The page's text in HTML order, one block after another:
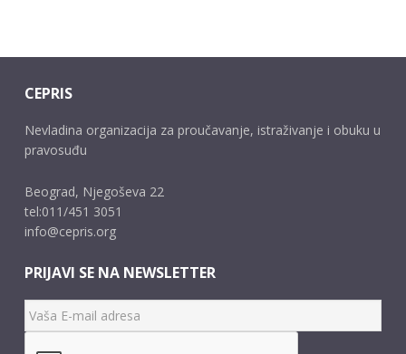
CEPRIS
Nevladina organizacija za proučavanje, istraživanje i obuku u
pravosuđu
Beograd, Njegoševa 22
tel:011/451 3051
info@cepris.org
PRIJAVI SE NA NEWSLETTER